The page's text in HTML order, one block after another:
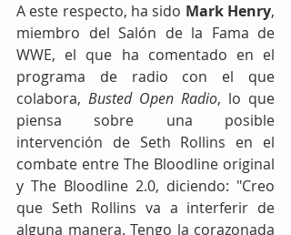
A este respecto, ha sido Mark Henry,
miembro del Salón de la Fama de
WWE, el que ha comentado en el
programa de radio con el que
colabora, Busted Open Radio, lo que
piensa sobre una posible
intervención de Seth Rollins en el
combate entre The Bloodline original
y The Bloodline 2.0, diciendo: "Creo
que Seth Rollins va a interferir de
alguna manera. Tengo la corazonada